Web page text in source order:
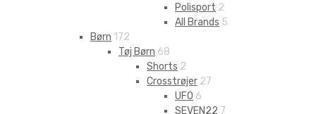
Polisport 2
All Brands 5
Børn 172
Tøj Børn 68
Shorts 2
Crosstrøjer 27
UFO 6
SEVEN22 7